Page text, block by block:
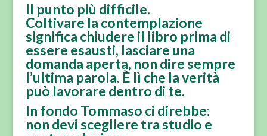
Il punto più difficile.
Coltivare la contemplazione
significa chiudere il libro prima di
essere esausti, lasciare una
domanda aperta, non dire sempre
l’ultima parola. È lì che la verità
può lavorare dentro di te.
In fondo Tommaso ci direbbe:
non devi scegliere tra studio e